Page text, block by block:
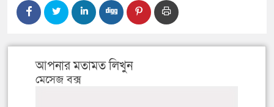
আপনার মতামত লিখুন
মেসেজ বক্স